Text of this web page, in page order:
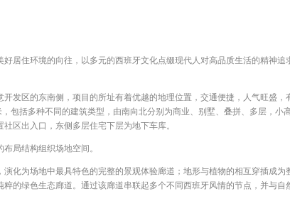
好居住环境的向往，以多元的西班牙文化点缀现代人对高品质生活的精神
发区的东南侧，项目的所址有着优越的地理位置，交通便捷，人气旺盛，
包括多种不同的建筑类型，由南向北分别为商业、别墅、叠拼、多层，小
区出入口，东侧多层住宅下层为地下车库。
局结构组织场地空间。
化为场地中最具特色的完整的景观体验廊道；地形与植物的相互穿插成为
的绿色生态廊道。通过该廊道串联起多个不同西班牙风情的节点，并与自